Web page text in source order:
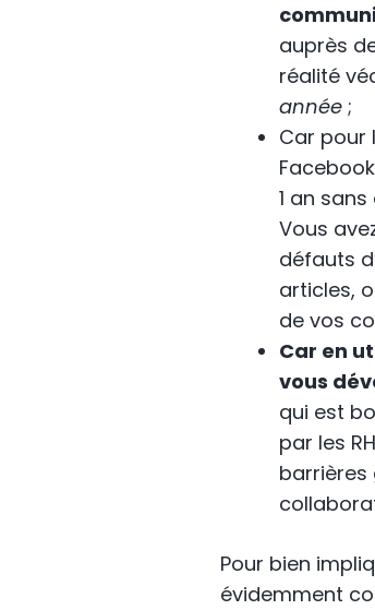
auprès
réalité
année ;
Car pour
1 an
Vous
défauts
articles,
de vos
Car en
vous
qui est
par les
barrières
Pour bien
évidemment